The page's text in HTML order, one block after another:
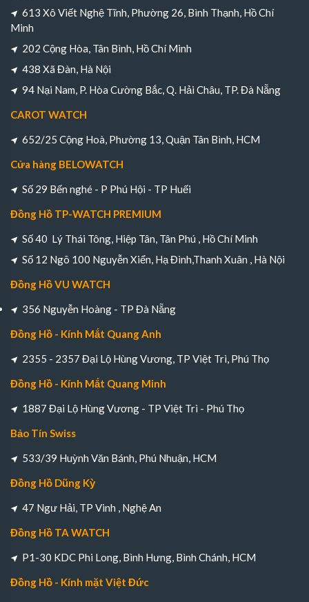
613 Xô Viết Nghệ Tĩnh, Phường 26, Bình Thạnh, Hồ Chí
Minh
202 Cộng Hòa, Tân Bình, Hồ Chí Minh
438 Xã Đàn, Hà Nội
94 Nại Nam, P. Hòa Cường Bắc, Q. Hải Châu, TP. Đà Nẵng
CAROT WATCH
652/25 Cộng Hoà, Phường 13, Quận Tân Bình, HCM
Cửa hàng BELOWATCH
Số 29 Bến nghé - P Phú Hội - TP Huếi
Đồng Hồ TP-WATCH PREMIUM
Số 40 Lý Thái Tông, Hiệp Tân, Tân Phú , Hồ Chí Minh
Số 12 Ngõ 100 Nguyễn Xiển, Hạ Đình,Thanh Xuân , Hà Nội
Đồng Hồ VU WATCH
356 Nguyễn Hoàng - TP Đà Nẵng
Đồng Hồ - Kính Mắt Quang Anh
2355 - 2357 Đại Lộ Hùng Vương, TP Việt Trì, Phú Thọ
Đồng Hồ - Kính Mắt Quang Minh
1887 Đại Lộ Hùng Vương - TP Việt Trì - Phú Thọ
Bảo Tín Swiss
533/39 Huỳnh Văn Bánh, Phú Nhuận, HCM
Đồng Hồ Dũng Kỳ
47 Ngư Hải, TP Vinh , Nghệ An
Đồng Hồ TA WATCH
P1-30 KDC Phi Long, Bình Hưng, Bình Chánh, HCM
Đồng Hồ - Kính mặt Việt Đức